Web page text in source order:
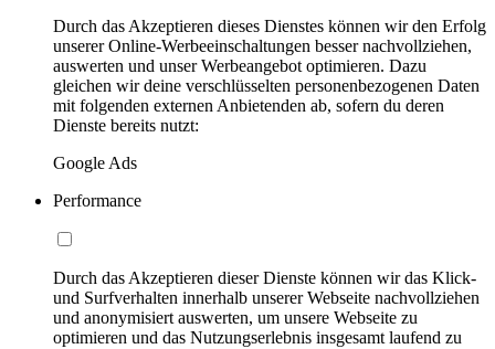
Durch das Akzeptieren dieses Dienstes können wir den Erfolg
unserer Online-Werbeeinschaltungen besser nachvollziehen,
auswerten und unser Werbeangebot optimieren. Dazu
gleichen wir deine verschlüsselten personenbezogenen Daten
mit folgenden externen Anbietenden ab, sofern du deren
Dienste bereits nutzt:
Google Ads
Performance
Durch das Akzeptieren dieser Dienste können wir das Klick-
und Surfverhalten innerhalb unserer Webseite nachvollziehen
und anonymisiert auswerten, um unsere Webseite zu
optimieren und das Nutzungserlebnis insgesamt laufend zu